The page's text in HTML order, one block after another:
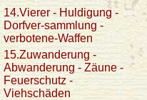
14.Vierer - Huldigung -
Dorfver-sammlung -
verbotene-Waffen
15.Zuwanderung -
Abwanderung - Zäune -
Feuerschutz -
Viehschäden